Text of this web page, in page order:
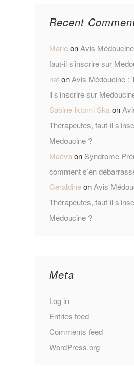
Recent
MarieonAvis
faut-il s’inscrire sur
natonAvis Médoucine :
il s’inscrire sur
Sabine Iktomi Skaon
Thérapeutes, faut-il
Medoucine ?
Maëvaon Syndrome
comment s’en
GeraldineonAvis
Thérapeutes, faut-il
Medoucine ?
Meta
Log in
Entries feed
Comments feed
WordPress.org